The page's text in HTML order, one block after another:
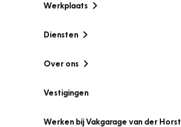
Werkplaats
Diensten
Over ons
Vestigingen
Werken bij Vakgarage van der Horst